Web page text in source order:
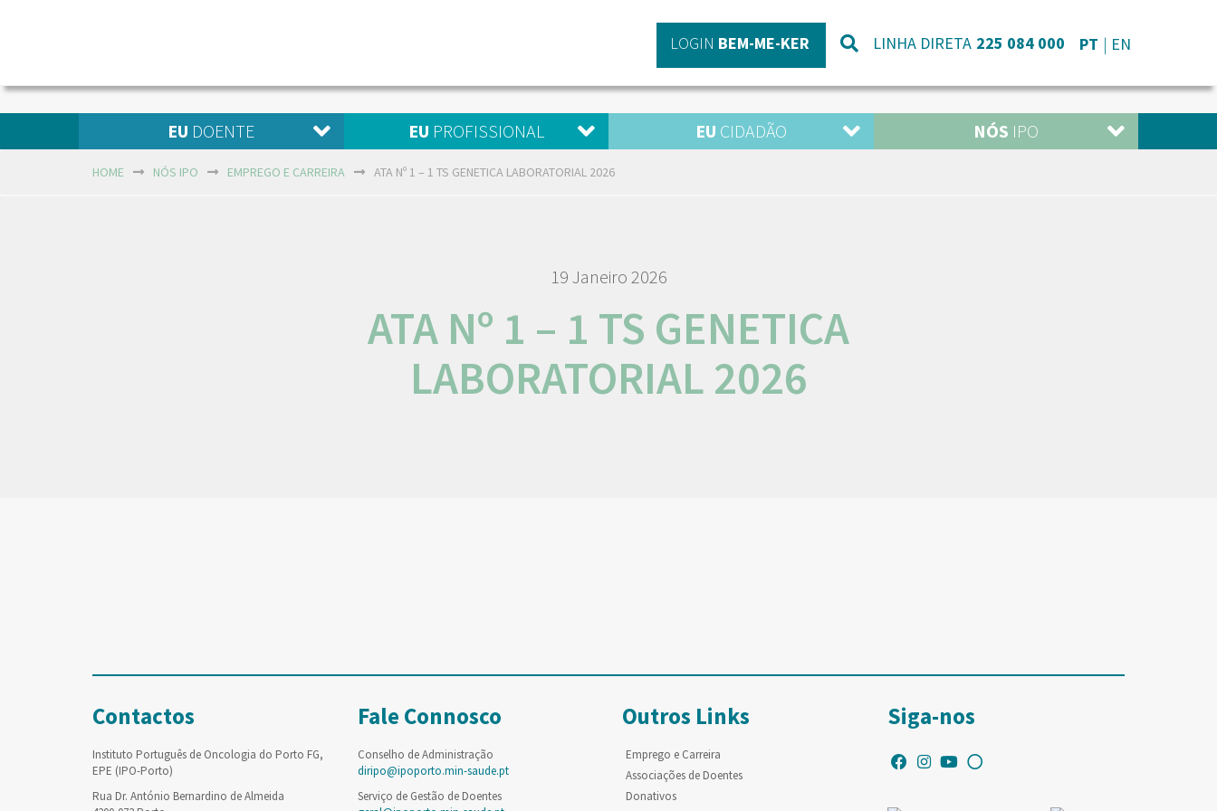
LOGIN BEM-ME-KER LINHA DIRETA 225 084 000 PT EN
EU DOENTE EU PROFISSIONAL EU CIDADÃO NÓS IPO
HOME NÓS IPO EMPREGO E CARREIRA ATA Nº 1 – 1 TS GENETICA LABORATORIAL 2026
19 Janeiro 2026
ATA Nº 1 – 1 TS GENETICA
LABORATORIAL 2026
Contactos
Instituto Português de Oncologia do Porto FG,
EPE (IPO-Porto)
Rua Dr. António Bernardino de Almeida
Fale Connosco
Conselho de Administração
diripo@ipoporto.min-saude.pt
Serviço de Gestão de Doentes
Outros Links
Emprego e Carreira
Associações de Doentes
Donativos
Siga-nos